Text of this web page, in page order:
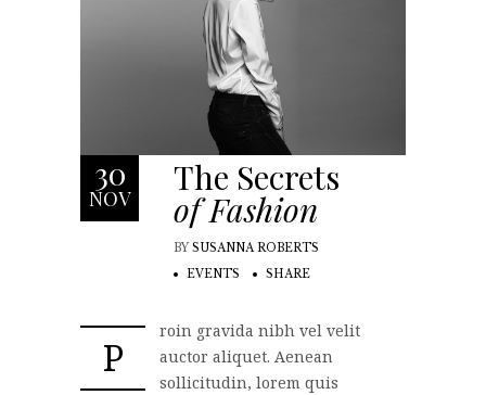
30
NOV The Secrets
of Fashion
BY SUSANNA ROBERTS
EVENTS
SHARE
P
roin gravida nibh vel velit
auctor aliquet. Aenean
sollicitudin, lorem quis